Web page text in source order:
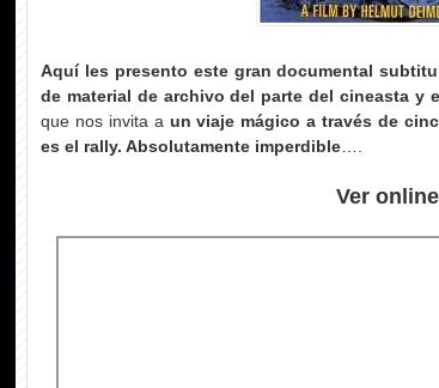
Aquí les presento este gran documental
de material de archivo del parte del cineasta y
que nos invita a un viaje mágico a través de
es el rally. Absolutamente imperdible
Ver online